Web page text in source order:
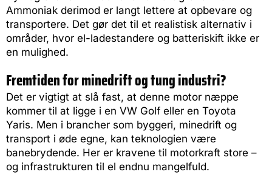
Ammoniak derimod er langt lettere at opbevare og
transportere. Det gør det til et realistisk alternativ i
områder, hvor el-ladestandere og batteriskift ikke er
en mulighed.
Fremtiden for minedrift og tung industri?
Det er vigtigt at slå fast, at denne motor næppe
kommer til at ligge i en VW Golf eller en Toyota
Yaris. Men i brancher som byggeri, minedrift og
transport i øde egne, kan teknologien være
banebrydende. Her er kravene til motorkraft store –
og infrastrukturen til el endnu mangelfuld.